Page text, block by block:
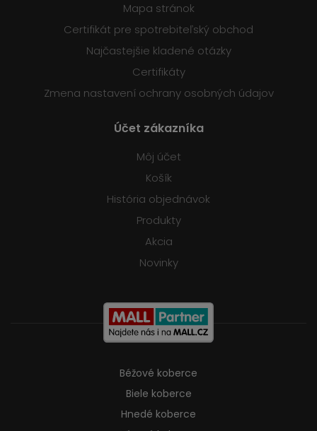
Mapa stránok
Certifikát pre spotrebiteľský obchod
Najčastejšie kladené otázky
Certifikáty
Zmena nastavení ochrany osobných údajov
Účet zákazníka
Môj účet
Košík
História objednávok
Produkty
Akcia
Novinky
Béžové koberce
Biele koberce
Hnedé koberce